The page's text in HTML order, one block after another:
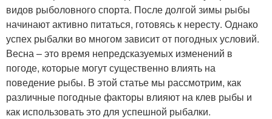
видов рыболовного спорта. После долгой зимы рыбы
начинают активно питаться, готовясь к нересту. Однако
успех рыбалки во многом зависит от погодных условий.
Весна – это время непредсказуемых изменений в
погоде, которые могут существенно влиять на
поведение рыбы. В этой статье мы рассмотрим, как
различные погодные факторы влияют на клев рыбы и
как использовать это для успешной рыбалки.